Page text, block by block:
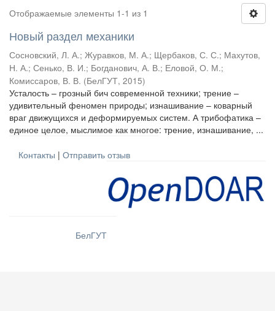
Отображаемые элементы 1-1 из 1
Новый раздел механики
Сосновский, Л. А.; Журавков, М. А.; Щербаков, С. С.; Махутов,
Н. А.; Сенько, В. И.; Богданович, А. В.; Еловой, О. М.;
Комиссаров, В. В. (БелГУТ, 2015)
Усталость – грозный бич современной техники; трение –
удивительный феномен природы; изнашивание – коварный
враг движущихся и деформируемых систем. А трибофатика –
единое целое, мыслимое как многое: трение, изнашивание, ...
Контакты | Отправить отзыв
БелГУТ